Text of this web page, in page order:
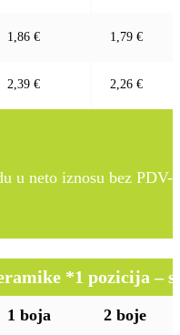
1,86 € 1,79 €
2,39 € 2,26 €
u neto iznosu bez PDV-
*1 pozicija –
1 boja 2 boje